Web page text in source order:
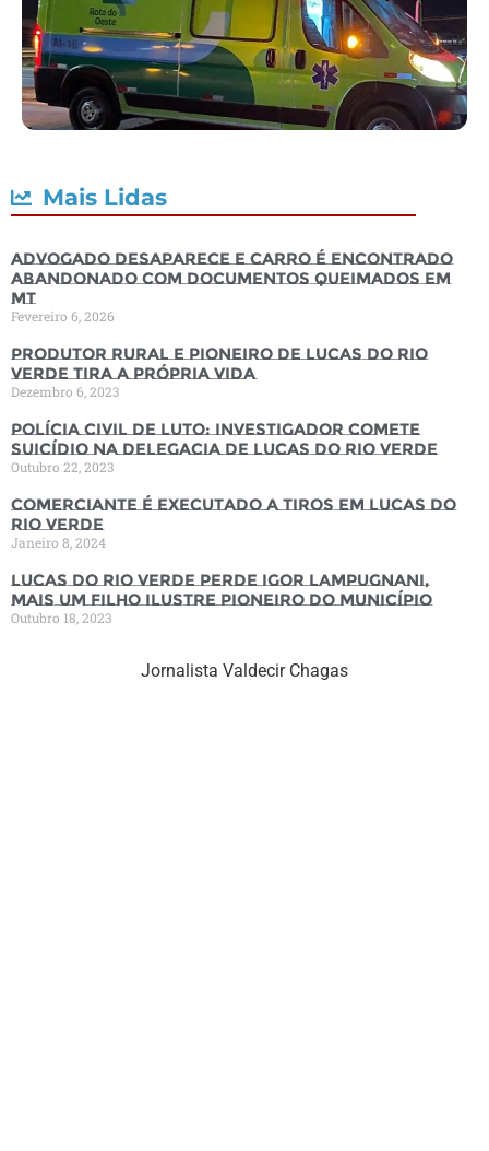
Mais Lidas
Advogado desaparece e carro é encontrado
abandonado com documentos queimados em
MT
Fevereiro 6, 2026
Produtor rural e pioneiro de Lucas do Rio
Verde tira a própria vida
Dezembro 6, 2023
Polícia Civil de luto: Investigador comete
suicídio na Delegacia de Lucas do Rio Verde
Outubro 22, 2023
Comerciante é executado a tiros em Lucas do
Rio Verde
Janeiro 8, 2024
Lucas do Rio Verde perde Igor Lampugnani,
mais um filho ilustre pioneiro do município
Outubro 18, 2023
Jornalista Valdecir Chagas